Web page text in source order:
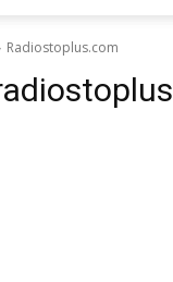
Radiostoplus.com